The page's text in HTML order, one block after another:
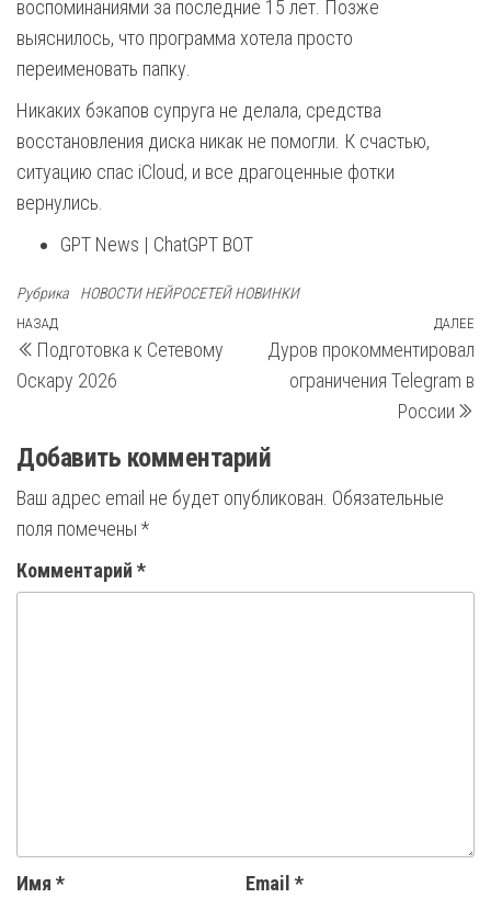
воспоминаниями за последние 15 лет. Позже
выяснилось, что программа хотела просто
переименовать папку.
Никаких бэкапов супруга не делала, средства
восстановления диска никак не помогли. К счастью,
ситуацию спас iCloud, и все драгоценные фотки
вернулись.
GPT News | ChatGPT BOT
Рубрика НОВОСТИ НЕЙРОСЕТЕЙ НОВИНКИ
Навигация
по
записям
Предыдущая
запись
НАЗАД
Подготовка к Сетевому
Оскару 2026
ДАЛЕЕ
Дуров прокомментировал
ограничения Telegram в
России
Добавить комментарий
Ваш адрес email не будет опубликован. Обязательные
поля помечены *
Комментарий *
Имя * Email *